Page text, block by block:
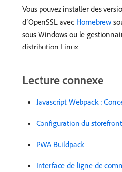
Vous pouvez installer des
d’OpenSSL avec Homebrew
sous Windows ou le
distribution Linux.
Lecture connexe
Javascript Webpack :
Configuration du
PWA Buildpack
Interface de ligne de